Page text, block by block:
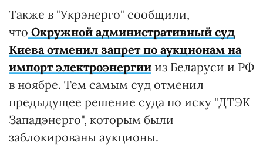
Также в "Укрэнерго" сообщили,
что Окружной административный суд
Киева отменил запрет по аукционам на
импорт электроэнергии из Беларуси и РФ
в ноябре. Тем самым суд отменил
предыдущее решение суда по иску "ДТЭК
Западэнерго", которым были
заблокированы аукционы.